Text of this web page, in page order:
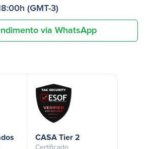
(GMT-3)
via WhatsApp
CASA Tier 2
Certificado